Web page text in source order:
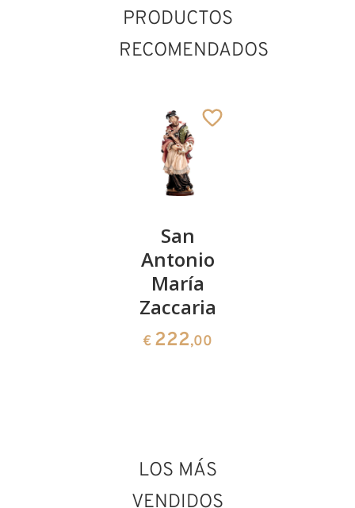
PRODUCTOS
RECOMENDADOS
San
Antonio
María
Zaccaria
€ 222,00
LOS MÁS
VENDIDOS